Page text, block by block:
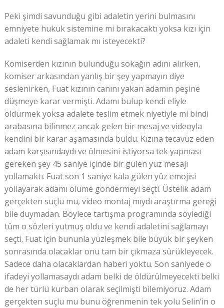
Peki şimdi savunduğu gibi adaletin yerini bulmasını
emniyete hukuk sistemine mi bırakacaktı yoksa kızı için
adaleti kendi sağlamak mı isteyecekti?
Komiserden kızının bulunduğu sokağın adını alırken,
komiser arkasından yanlış bir şey yapmayın diye
seslenirken, Fuat kızının canını yakan adamın peşine
düşmeye karar vermişti. Adamı bulup kendi eliyle
öldürmek yoksa adalete teslim etmek niyetiyle mi bindi
arabasına bilinmez ancak gelen bir mesaj ve videoyla
kendini bir karar aşamasında buldu. Kızına tecavüz eden
adam karşısındaydı ve ölmesini istiyorsa tek yapması
gereken şey 45 saniye içinde bir gülen yüz mesajı
yollamaktı. Fuat son 1 saniye kala gülen yüz emojisi
yollayarak adamı ölüme göndermeyi seçti. Üstelik adam
gerçekten suçlu mu, video montaj mıydı araştırma gereği
bile duymadan. Böylece tartışma programında söylediği
tüm o sözleri yutmuş oldu ve kendi adaletini sağlamayı
seçti. Fuat için bununla yüzleşmek bile büyük bir şeyken
sonrasında olacaklar onu tam bir çıkmaza sürükleyecek.
Sadece daha olacaklardan haberi yoktu. Son saniyede o
ifadeyi yollamasaydı adam belki de öldürülmeyecekti belki
de her türlü kurban olarak seçilmişti bilemiyoruz. Adam
gerçekten suçlu mu bunu öğrenmenin tek yolu Selin’in o